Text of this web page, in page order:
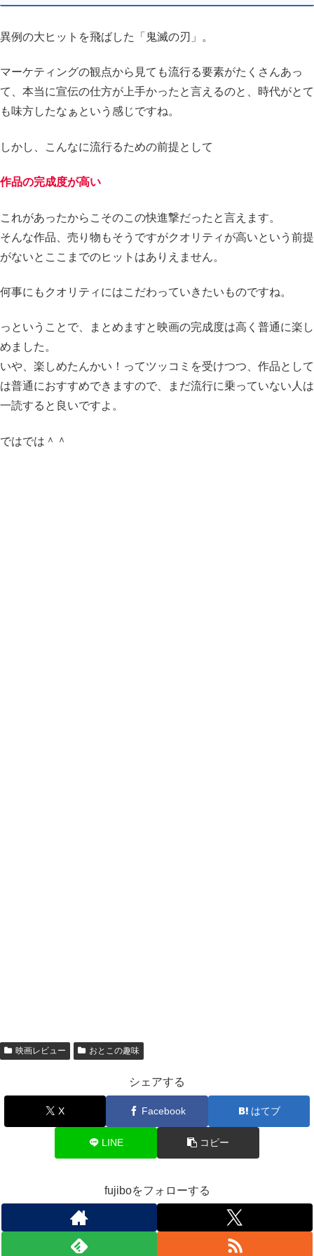
異例の大ヒットを飛ばした「鬼滅の刃」。
マーケティングの観点から見ても流行る要素がたくさんあっ
て、本当に宣伝の仕方が上手かったと言えるのと、時代がとて
も味方したなぁという感じですね。
しかし、こんなに流行るための前提として
作品の完成度が高い
これがあったからこそのこの快進撃だったと言えます。
そんな作品、売り物もそうですがクオリティが高いという前提
がないとここまでのヒットはありえません。
何事にもクオリティにはこだわっていきたいものですね。
っということで、まとめますと映画の完成度は高く普通に楽し
めました。
いや、楽しめたんかい！ってツッコミを受けつつ、作品として
は普通におすすめできますので、まだ流行に乗っていない人は
一読すると良いですよ。
ではでは＾＾
映画レビュー おとこの趣味
シェアする
X Facebook はてブ
LINE コピー
fujiboをフォローする